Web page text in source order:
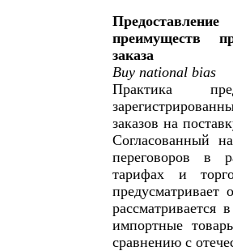
преимуществ
заказа
Buy national bias
Практика
заказов на
Согласованный
переговоров в
тарифах и
предусматривает
рассматривается
импортные
сравнению с